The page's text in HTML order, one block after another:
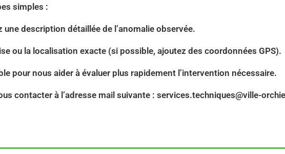
simples :
une description détaillée de l’anomalie observée.
ou la localisation exacte (si possible, ajoutez des coordonnées GPS).
pour nous aider à évaluer plus rapidement l’intervention nécessaire.
contacter à l’adresse mail suivante : services.techniques@ville-